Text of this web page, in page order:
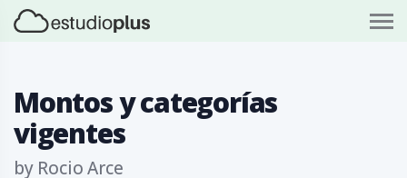
Montos y categorías
vigentes
by Rocio Arce